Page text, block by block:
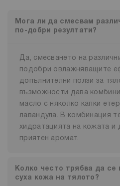
Мога ли да смесвам
по-добри резултати?
Да, смесването на
подобри овлажняващите
допълнителни ползи за
възможности дава
масло с няколко капки
лавандула. В комбинация
хидратацията на кожата и
приятен аромат.
Колко често трябва да се
суха кожа на тялото?